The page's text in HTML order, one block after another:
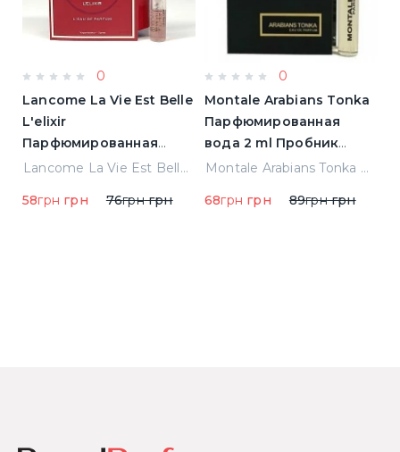
0
Lancome La Vie Est Belle
L'elixir
Парфюмированная
вода 1.2 ml Пробник
Lancome La Vie Est Belle L'elixir Парфюмированная вода 1.2 ml Пробник
58грн грн 76грнгрн
0
Montale Arabians Tonka
Парфюмированная
вода 2 ml Пробник
(54381)
Montale Arabians Tonka Парфюмированная вода 2 ml Пробник (54381)
68грн грн 89грнгрн